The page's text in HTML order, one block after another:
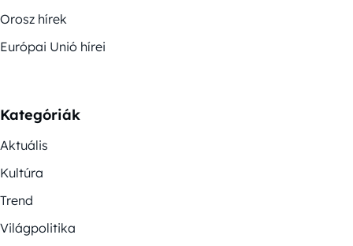
Orosz hírek
Európai Unió hírei
Kategóriák
Aktuális
Kultúra
Trend
Világpolitika